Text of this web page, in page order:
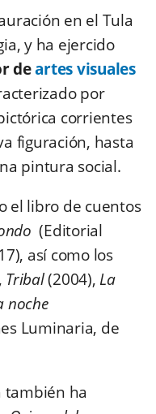
en el Tula
y ha ejercido
deartes visuales
por
corrientes
figuración, hasta
pintura social.
el libro de cuentos
(Editorial
así como los
Tribal(2004), La
noche
Luminaria, de
también ha